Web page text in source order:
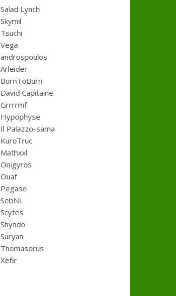
Salad Lynch
Skymil
Tsuchi
Vega
androspoulos
Arleider
BornToBurn
David Capitaine
Grrrrmf
Hypophyse
Il Palazzo-sama
KuroTruc
Mathxxl
Onigyros
Ouaf
Pegase
SebNL
Scytes
Shyndo
Suryan
Thomasorus
Xefir